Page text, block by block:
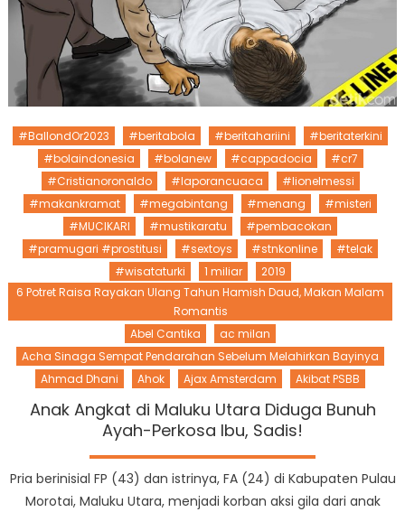
#BallondOr2023 #beritabola #beritahariini
#beritaterkini
#bolaindonesia
#bolanew #cappadocia
#cr7
#Cristianoronaldo
#laporancuaca
#lionelmessi
#makankramat
#megabintang #menang
#misteri
#MUCIKARI
#mustikaratu
#pembacokan
#pramugari #prostitusi
#sextoys #stnkonline
#telak
#wisataturki
1 miliar
2019
6 Potret Raisa Rayakan Ulang Tahun Hamish Daud, Makan Malam
Romantis
Abel Cantika
ac milan
Acha Sinaga Sempat Pendarahan Sebelum Melahirkan Bayinya
Ahmad Dhani
Ahok Ajax Amsterdam Akibat PSBB
Anak Angkat di Maluku Utara Diduga Bunuh
Ayah-Perkosa Ibu, Sadis!
Pria berinisial FP (43) dan istrinya, FA (24) di Kabupaten Pulau
Morotai, Maluku Utara, menjadi korban aksi gila dari anak